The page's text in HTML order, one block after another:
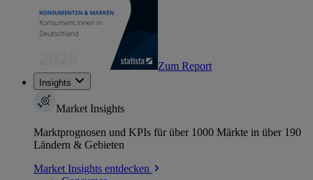
Zum Report
Insights
Market Insights
Marktprognosen und KPIs für über 1000 Märkte in über 190
Ländern & Gebieten
Market Insights entdecken